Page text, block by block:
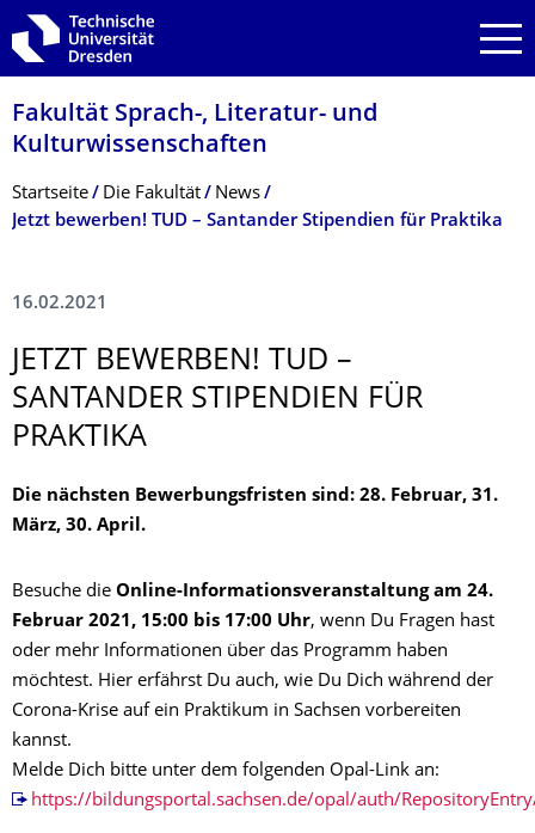
Zur Hauptnavigation springen
Zur Suche springen
Zum Inhalt springen
Fakultät Sprach-, Literatur- und
Kulturwissenschaf­ten
Breadcrumb-Menü
Startseite Die Fakultät
News
Jetzt bewerben! TUD – Santander Stipendien für Praktika
16.02.2021
JETZT BEWERBEN! TUD –
SANTANDER STIPENDIEN FÜR
PRAKTIKA
Die nächsten Bewerbungsfristen sind: 28. Februar, 31.
März, 30. April.
Besuche die Online-Informationsveranstaltung am 24.
Februar 2021, 15:00 bis 17:00 Uhr, wenn Du Fragen hast
oder mehr Informationen über das Programm haben
möchtest. Hier erfährst Du auch, wie Du Dich während der
Corona-Krise auf ein Praktikum in Sachsen vorbereiten
kannst.
Melde Dich bitte unter dem folgenden Opal-Link an:
https://bildungsportal.sachsen.de/opal/auth/